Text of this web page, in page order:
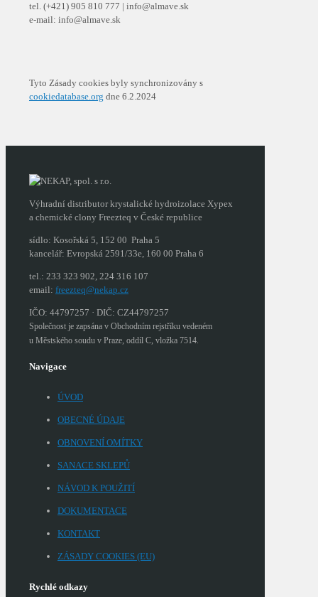
tel. (+421) 905 810 777 | info@almave.sk
e-mail: info@almave.sk
Tyto Zásady cookies byly synchronizovány s
cookiedatabase.org dne 6.2.2024
Výhradní distributor krystalické hydroizolace Xypex
a chemické clony Freezteq v České republice
sídlo: Kosořská 5, 152 00 Praha 5
kancelář: Evropská 2591/33e, 160 00 Praha 6
tel.: 233 323 902, 224 316 107
email: freezteq@nekap.cz
IČO: 44797257 · DIČ: CZ44797257
Společnost je zapsána v Obchodním rejstříku vedeném
u Městského soudu v Praze, oddíl C, vložka 7514.
Navigace
ÚVOD
OBECNÉ ÚDAJE
OBNOVENÍ OMÍTKY
SANACE SKLEPŮ
NÁVOD K POUŽITÍ
DOKUMENTACE
KONTAKT
ZÁSADY COOKIES (EU)
Rychlé odkazy